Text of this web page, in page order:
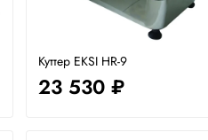
Куттер EKSI HR-9
23 530 ₽